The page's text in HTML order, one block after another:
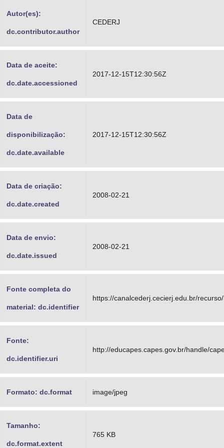
Banco Central do Brasil
Autor(es):
dc.contributor.author
CEDERJ
Data de aceite:
dc.date.accessioned
2017-12-15T12:30:56Z
Data de
disponibilização:
dc.date.available
2017-12-15T12:30:56Z
Data de criação:
dc.date.created
2008-02-21
Data de envio:
dc.date.issued
2008-02-21
Fonte completa do
material: dc.identifier
https://canalcederj.cecierj.edu.br/
Fonte:
dc.identifier.uri
http://educapes.capes.gov.br/handle/
Formato: dc.format image/jpeg
Tamanho:
dc.format.extent
765 KB